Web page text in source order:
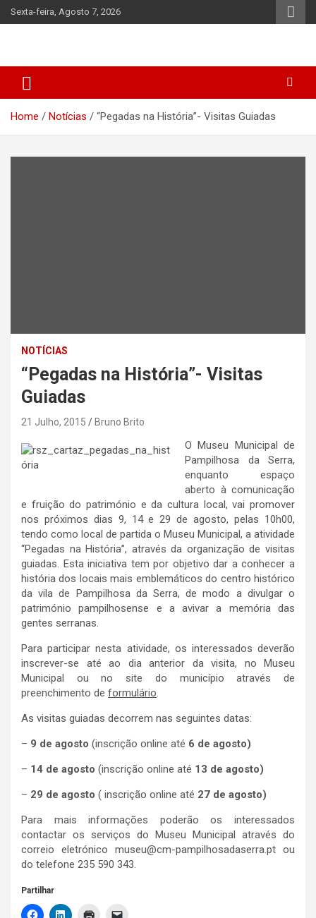
Skip
to
Sexta-feira, Agosto 7, 2026
Home Notícias “Pegadas na História”- Visitas Guiadas
NOTÍCIAS
“Pegadas na História”- Visitas
Guiadas
21 Julho, 2015 Bruno Brito
O Museu Municipal de
Pampilhosa da Serra,
enquanto espaço
aberto à comunicação
e fruição do património e da cultura local, vai promover
nos próximos dias 9, 14 e 29 de agosto, pelas 10h00,
tendo como local de partida o Museu Municipal, a atividade
“Pegadas na História”, através da organização de visitas
guiadas. Esta iniciativa tem por objetivo dar a conhecer a
história dos locais mais emblemáticos do centro histórico
da vila de Pampilhosa da Serra, de modo a divulgar o
património pampilhosense e a avivar a memória das
gentes serranas.
Para participar nesta atividade, os interessados deverão
inscrever-se até ao dia anterior da visita, no Museu
Municipal ou no site do município através de
preenchimento de formulário.
As visitas guiadas decorrem nas seguintes datas:
– 9 de agosto (inscrição online até 6 de agosto)
– 14 de agosto (inscrição online até 13 de agosto)
– 29 de agosto ( inscrição online até 27 de agosto)
Para mais informações poderão os interessados
contactar os serviços do Museu Municipal através do
correio eletrónico museu@cm-pampilhosadaserra.pt ou
do telefone 235 590 343.
Partilhar